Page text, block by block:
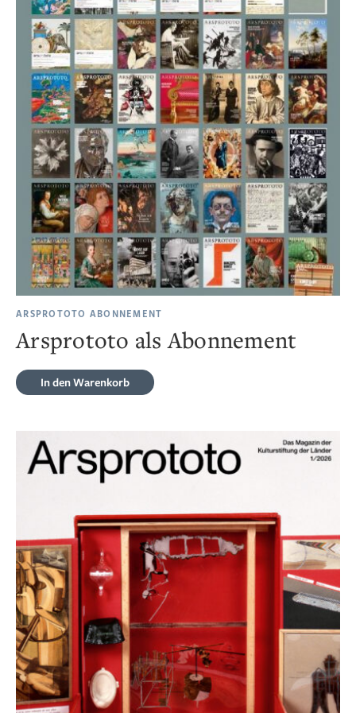
ARSPROTOTO ABONNEMENT
Arsprototo als Abonnement
In den Warenkorb